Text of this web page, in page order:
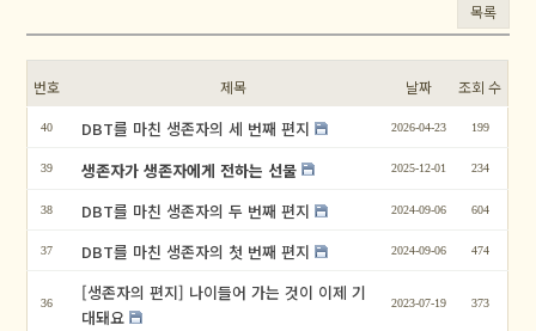
목록
번호 제목 날짜 조회 수
40 DBT를 마친 생존자의 세 번째 편지 2026-04-23 199
39 생존자가 생존자에게 전하는 선물 2025-12-01 234
38 DBT를 마친 생존자의 두 번째 편지 2024-09-06 604
37 DBT를 마친 생존자의 첫 번째 편지 2024-09-06 474
36
[생존자의 편지] 나이들어 가는 것이 이제 기
대돼요
2023-07-19 373